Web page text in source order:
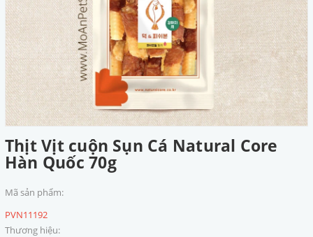
Thịt Vịt cuộn Sụn Cá Natural Core
Hàn Quốc 70g
Mã sản phẩm:
PVN11192
Thương hiệu: